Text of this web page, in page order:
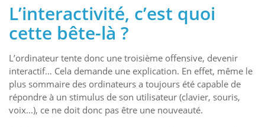
L’interactivité, c’est quoi
cette bête-là ?
L’ordinateur tente donc une troisième offensive, devenir
interactif… Cela demande une explication. En effet, même le
plus sommaire des ordinateurs a toujours été capable de
répondre à un stimulus de son utilisateur (clavier, souris,
voix…), ce ne doit donc pas être une nouveauté.